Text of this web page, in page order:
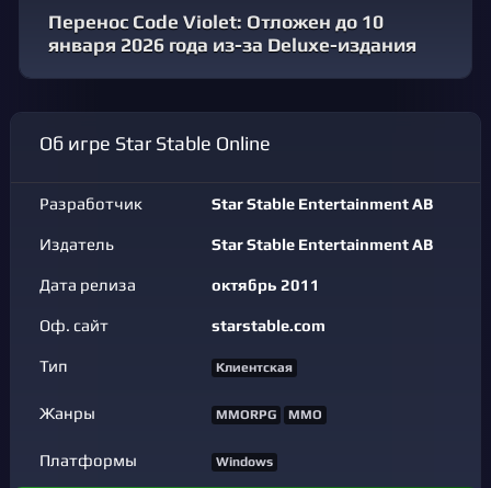
Перенос Code Violet: Отложен до 10
января 2026 года из-за Deluxe-издания
Об игре Star Stable Online
Разработчик Star Stable Entertainment AB
Издатель Star Stable Entertainment AB
Дата релиза октябрь 2011
Оф. сайт starstable.com
Тип Клиентская
Жанры MMORPG MMO
Платформы Windows